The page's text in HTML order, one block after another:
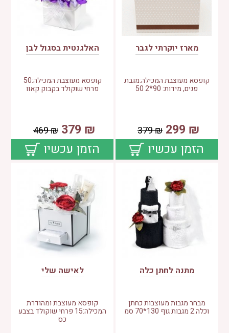
מארז יוקרתי לגבר
קופסא מעוצבת המכילה:מגבת
פנים, מידות: 90*50 2
₪
299
₪
379
הזמן עכשיו
האלגנטית בסגול לבן
קופסא מעוצבת המכילה:50
פרחי שוקולד בקבוק קאוו
₪
379
₪
469
הזמן עכשיו
מתנה לחתן כלה
מבחר מגבות מעוצבות כחתן
וכלה.2 מגבות גוף 130*70 סמ
לאישה שלי
קופסא מעוצבת ומהודרת
המכילה:15 פרחי שוקולד בצבע
כס